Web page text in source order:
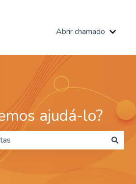
Abrir chamado
ajudá-lo?
o campo de pesquisa está